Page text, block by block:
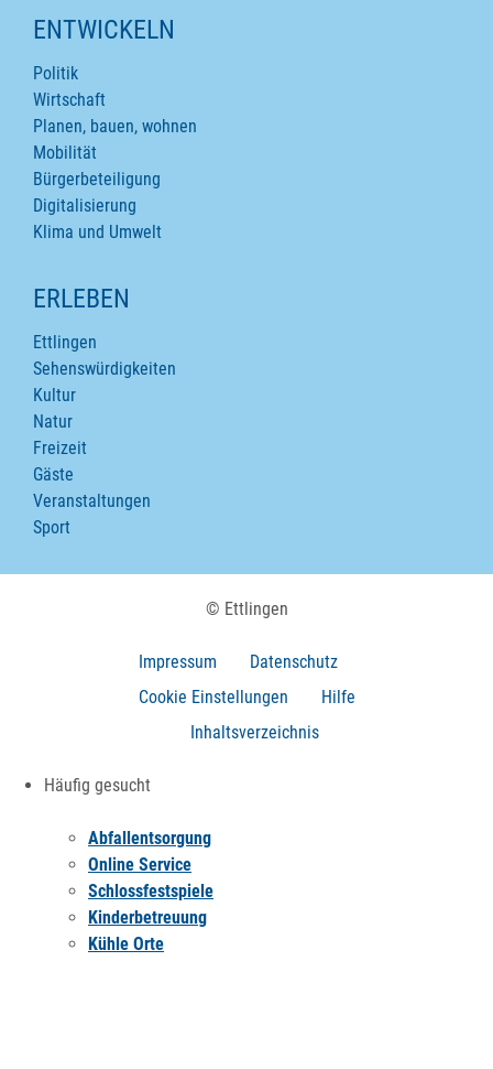
ENTWICKELN
Politik
Wirtschaft
Planen, bauen, wohnen
Mobilität
Bürgerbeteiligung
Digitalisierung
Klima und Umwelt
ERLEBEN
Ettlingen
Sehenswürdigkeiten
Kultur
Natur
Freizeit
Gäste
Veranstaltungen
Sport
© Ettlingen
Impressum
Datenschutz
Cookie Einstellungen
Hilfe
Inhaltsverzeichnis
Häufig gesucht
Abfallentsorgung
Online Service
Schlossfestspiele
Kinderbetreuung
Kühle Orte